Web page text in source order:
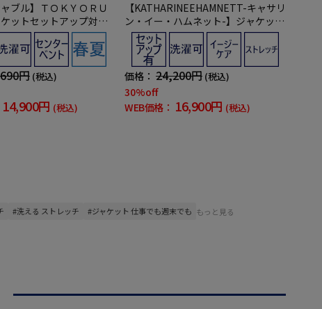
ャブル】ＴＯＫＹＯＲＵ
ットセットアップ対応
春夏
円 (税込)
14,900円 (税込)
【KATHARINEEHAMNETT-キャサリ
ン・イー・ハムネット-】ジャケット
デニムライクウォッシャブル【セッ
トアップ商品有】ネイビー無地
価格： 24,200円 (税込)
30%off
WEB価格： 16,900円 (税込)
#洗える ストレッチ #ジャケット 仕事でも週末でも もっと見る